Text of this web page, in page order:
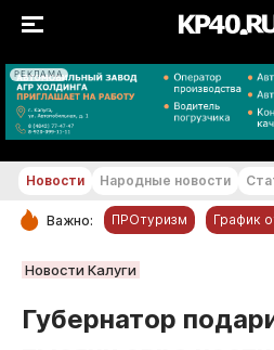
РЕКЛАМА
РУБРИКИ
Новости компаний
Новости Народные новости
Важно: ПРОтуризм График
Новости Калуги
Губернатор